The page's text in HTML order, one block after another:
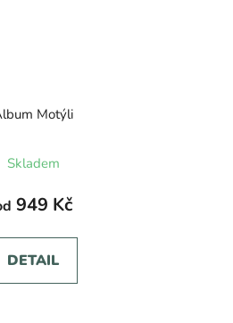
Motýli
hodnocení
produktu
je
5,0
z
5
Skladem
949 Kč
DETAIL